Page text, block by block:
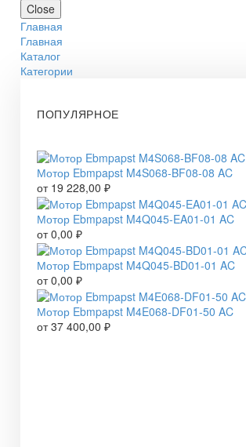
Close
Главная
Главная
Каталог
Категории
ПОПУЛЯРНОЕ
Мотор Ebmpapst M4S068-BF08-08 AC
от 19 228,00 ₽
Мотор Ebmpapst M4Q045-EA01-01 AC
от0,00 ₽
Мотор Ebmpapst M4Q045-BD01-01 AC
от0,00 ₽
Мотор Ebmpapst M4E068-DF01-50 AC
от37 400,00 ₽